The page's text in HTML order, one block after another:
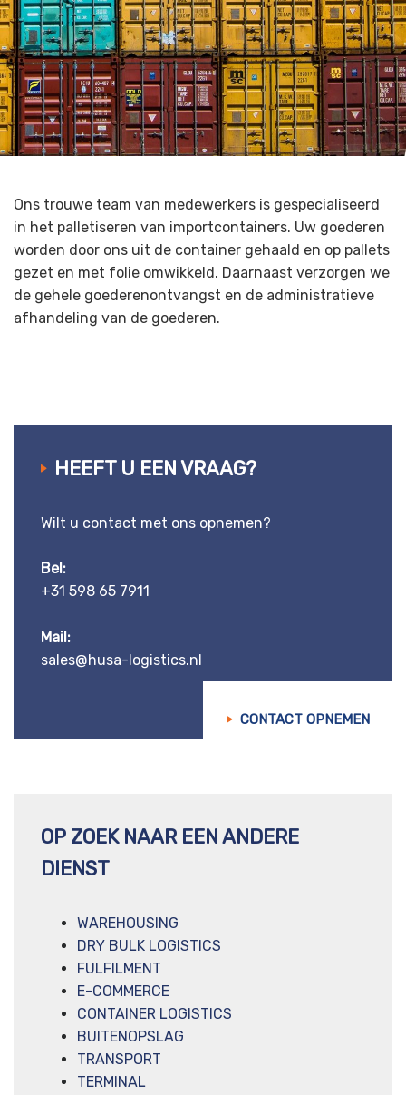
Ons trouwe team van medewerkers is gespecialiseerd
in het palletiseren van importcontainers. Uw goederen
worden door ons uit de container gehaald en op pallets
gezet en met folie omwikkeld. Daarnaast verzorgen we
de gehele goederenontvangst en de administratieve
afhandeling van de goederen.
HEEFT U EEN VRAAG?
Wilt u contact met ons opnemen?
Bel:
+31 598 65 7911
Mail:
sales@husa-logistics.nl
CONTACT OPNEMEN
OP ZOEK NAAR EEN ANDERE
DIENST
WAREHOUSING
DRY BULK LOGISTICS
FULFILMENT
E-COMMERCE
CONTAINER LOGISTICS
BUITENOPSLAG
TRANSPORT
TERMINAL